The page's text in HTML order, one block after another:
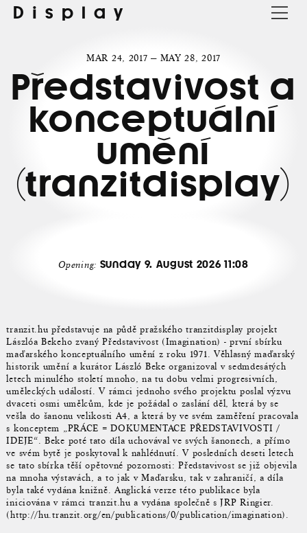
Display
MAR 24, 2017 — MAY 28, 2017
Představivost a
konceptuální
umění
(tranzitdisplay)
Opening: Sunday 9. August 2026 11:08
tranzit.hu představuje na půdě pražského tranzitdisplay projekt
Lászlóa Bekeho zvaný Představivost (Imagination) - první sbírku
maďarského konceptuálního umění z roku 1971. Věhlasný maďarský
historik umění a kurátor László Beke organizoval v sedmdesátých
letech minulého století mnoho, na tu dobu velmi progresivních,
uměleckých událostí. V rámci jednoho svého projektu poslal výzvu
dvaceti osmi umělcům, kde je požádal o zaslání děl, která by se
vešla do šanonu velikosti A4, a která by ve svém zaměření pracovala
s konceptem „PRÁCE = DOKUMENTACE PŘEDSTAVIVOSTI /
IDEJE“. Beke poté tato díla uchovával ve svých šanonech, a přímo
ve svém bytě je poskytoval k nahlédnutí. V posledních deseti letech
se tato sbírka těší opětovné pozornosti: Představivost se již objevila
na mnoha výstavách, a to jak v Maďarsku, tak v zahraničí, a díla
byla také vydána knižně. Anglická verze této publikace byla
iniciována v rámci tranzit.hu a vydána společně s JRP Ringier.
(http://hu.tranzit.org/en/publications/0/publication/imagination).